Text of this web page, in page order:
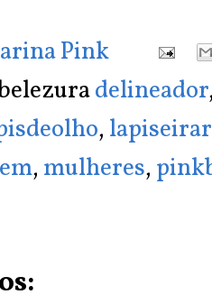
Pink
delineador
,
, mulheres,